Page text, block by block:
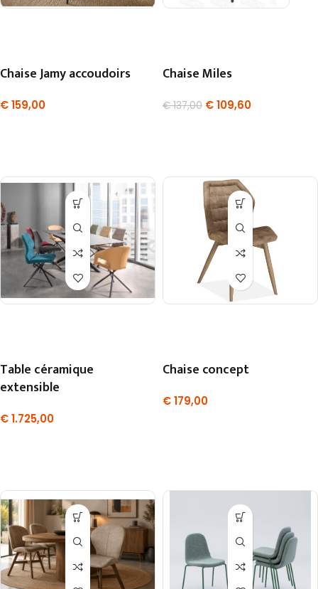
Chaise Jamy accoudoirs
€159,00
Chaise Miles
€137,00 €109,60
Table céramique
extensible
€1.725,00
Chaise concept
€179,00